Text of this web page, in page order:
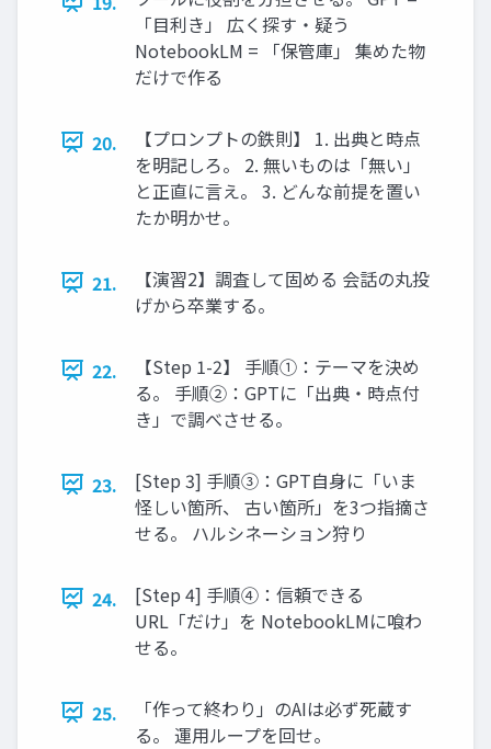
「目利き」 広く探す・疑う
NotebookLM = 「保管庫」 集めた物
だけで作る
20.
【プロンプトの鉄則】 1. 出典と時点
を明記しろ。 2. 無いものは「無い」
と正直に言え。 3. どんな前提を置い
たか明かせ。
21.
【演習2】調査して固める 会話の丸投
げから卒業する。
22.
【Step 1-2】 手順①：テーマを決め
る。 手順②：GPTに「出典・時点付
き」で調べさせる。
23.
[Step 3] 手順③：GPT自身に「いま
怪しい箇所、 古い箇所」を3つ指摘さ
せる。 ハルシネーション狩り
24.
[Step 4] 手順④：信頼できる
URL「だけ」を NotebookLMに喰わ
せる。
25.
「作って終わり」のAIは必ず死蔵す
る。 運用ループを回せ。